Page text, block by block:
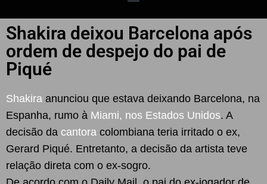
Shakira deixou Barcelona após
ordem de despejo do pai de
Piqué
Shakira anunciou que estava deixando Barcelona, na
Espanha, rumo à Miami, nos Estados Unidos. A
decisão da cantora colombiana teria irritado o ex,
Gerard Piqué. Entretanto, a decisão da artista teve
relação direta com o ex-sogro.